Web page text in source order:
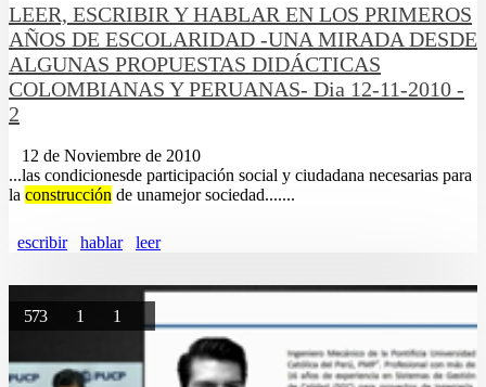
LEER, ESCRIBIR Y HABLAR EN LOS PRIMEROS
AÑOS DE ESCOLARIDAD -UNA MIRADA DESDE
ALGUNAS PROPUESTAS DIDÁCTICAS
COLOMBIANAS Y PERUANAS- Dia 12-11-2010 -
2
12 de Noviembre de 2010
...las condicionesde participación social y ciudadana necesarias para
la construcción de unamejor sociedad.......
escribir hablar leer
573 1 1